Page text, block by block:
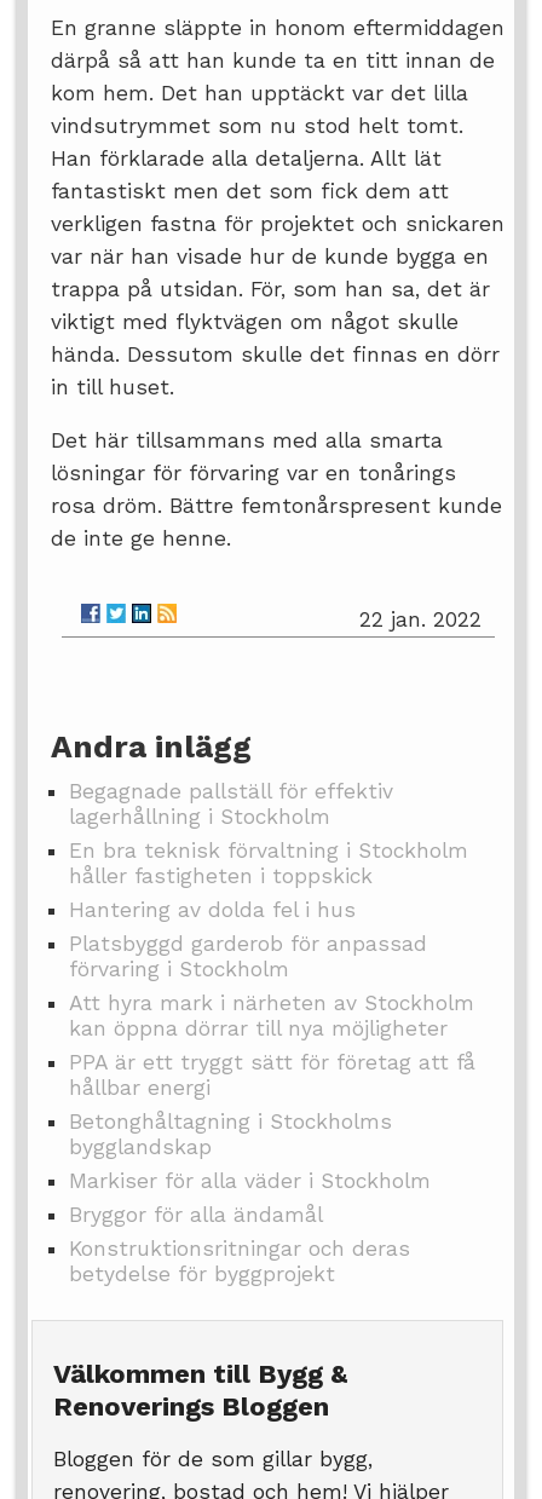
En granne släppte in honom eftermiddagen
därpå så att han kunde ta en titt innan de
kom hem. Det han upptäckt var det lilla
vindsutrymmet som nu stod helt tomt.
Han förklarade alla detaljerna. Allt lät
fantastiskt men det som fick dem att
verkligen fastna för projektet och snickaren
var när han visade hur de kunde bygga en
trappa på utsidan. För, som han sa, det är
viktigt med flyktvägen om något skulle
hända. Dessutom skulle det finnas en dörr
in till huset.
Det här tillsammans med alla smarta
lösningar för förvaring var en tonårings
rosa dröm. Bättre femtonårspresent kunde
de inte ge henne.
22 jan. 2022
Andra inlägg
Begagnade pallställ för effektiv
lagerhållning i Stockholm
En bra teknisk förvaltning i Stockholm
håller fastigheten i toppskick
Hantering av dolda fel i hus
Platsbyggd garderob för anpassad
förvaring i Stockholm
Att hyra mark i närheten av Stockholm
kan öppna dörrar till nya möjligheter
PPA är ett tryggt sätt för företag att få
hållbar energi
Betonghåltagning i Stockholms
bygglandskap
Markiser för alla väder i Stockholm
Bryggor för alla ändamål
Konstruktionsritningar och deras
betydelse för byggprojekt
Välkommen till Bygg &
Renoverings Bloggen
Bloggen för de som gillar bygg,
renovering, bostad och hem! Vi hjälper